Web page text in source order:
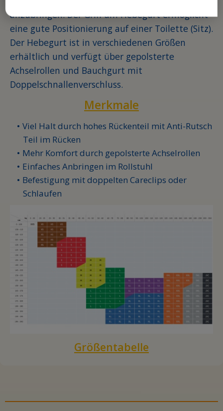
anzubringen. Der Griff am Hebegurt ermöglicht
eine gute Positionierung auf einer Toilette (Sitz).
Der Hebegurt ist in verschiedenen Größen
erhältlich und verfügt über gepolsterte
Achselrollen und Bauchgurt mit
Doppelschnallenverschluss.
Merkmale
Viel Halt durch hohes Rückenteil mit Anti-Rutsch
Teil im Rücken
Mehr Komfort durch gepolsterte Achselrollen
Einfaches Anbringen im Rollstuhl
Befestigung mit doppelten Careclips oder
Schlaufen
Größentabelle